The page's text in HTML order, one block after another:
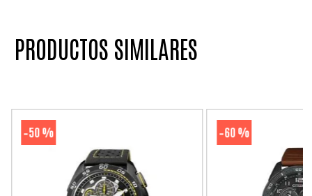
PRODUCTOS SIMILARES
-50 % -60 %